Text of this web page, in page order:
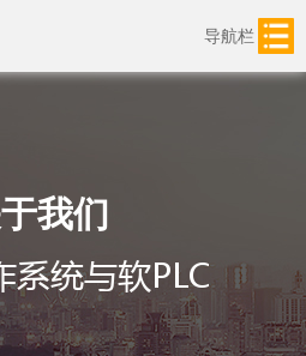
导航栏
我们
系统与软PLC